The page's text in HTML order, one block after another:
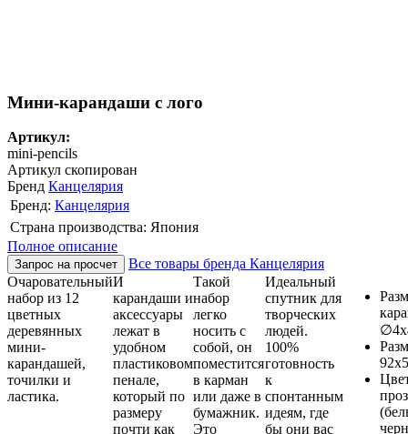
Мини-карандаши с лого
Артикул:
mini-pencils
Артикул скопирован
Бренд Канцелярия
Бренд: Канцелярия
Страна производства: Япония
Полное описание
Запрос на просчет
Все товары бренда Канцелярия
Очаровательный
набор из 12
цветных
деревянных
мини-
карандашей,
точилки и
ластика.
И
карандаши и
аксессуары
лежат в
удобном
пластиковом
пенале,
который по
размеру
почти как
Такой
набор
легко
носить с
собой, он
поместится
в карман
или даже в
бумажник.
Это
Идеальный
спутник для
творческих
людей.
100%
готовность
к
спонтанным
идеям, где
бы они вас